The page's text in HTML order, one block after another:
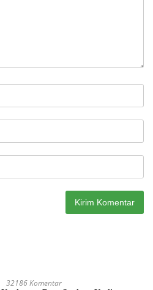
32186 Komentar